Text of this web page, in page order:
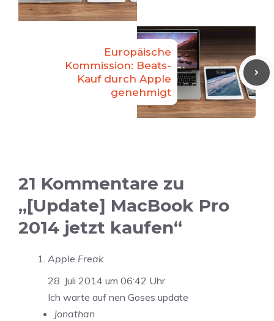
Europäische
Kommission: Beats-
Kauf durch Apple
genehmigt
21 Kommentare zu
„[Update] MacBook Pro
2014 jetzt kaufen“
Apple Freak
28. Juli 2014 um 06:42 Uhr
Ich warte auf nen Goses update
Jonathan